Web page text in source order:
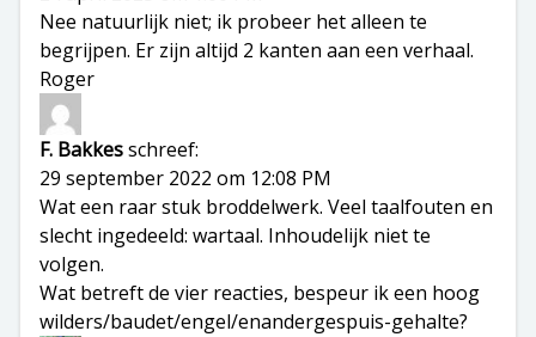
Nee natuurlijk niet; ik probeer het alleen te
begrijpen. Er zijn altijd 2 kanten aan een verhaal.
Roger
F. Bakkesschreef:
29 september 2022 om 12:08 PM
Wat een raar stuk broddelwerk. Veel taalfouten en
slecht ingedeeld: wartaal. Inhoudelijk niet te
volgen.
Wat betreft de vier reacties, bespeur ik een hoog
wilders/baudet/engel/enandergespuis-gehalte?